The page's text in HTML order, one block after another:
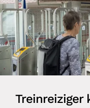
Treinreiziger